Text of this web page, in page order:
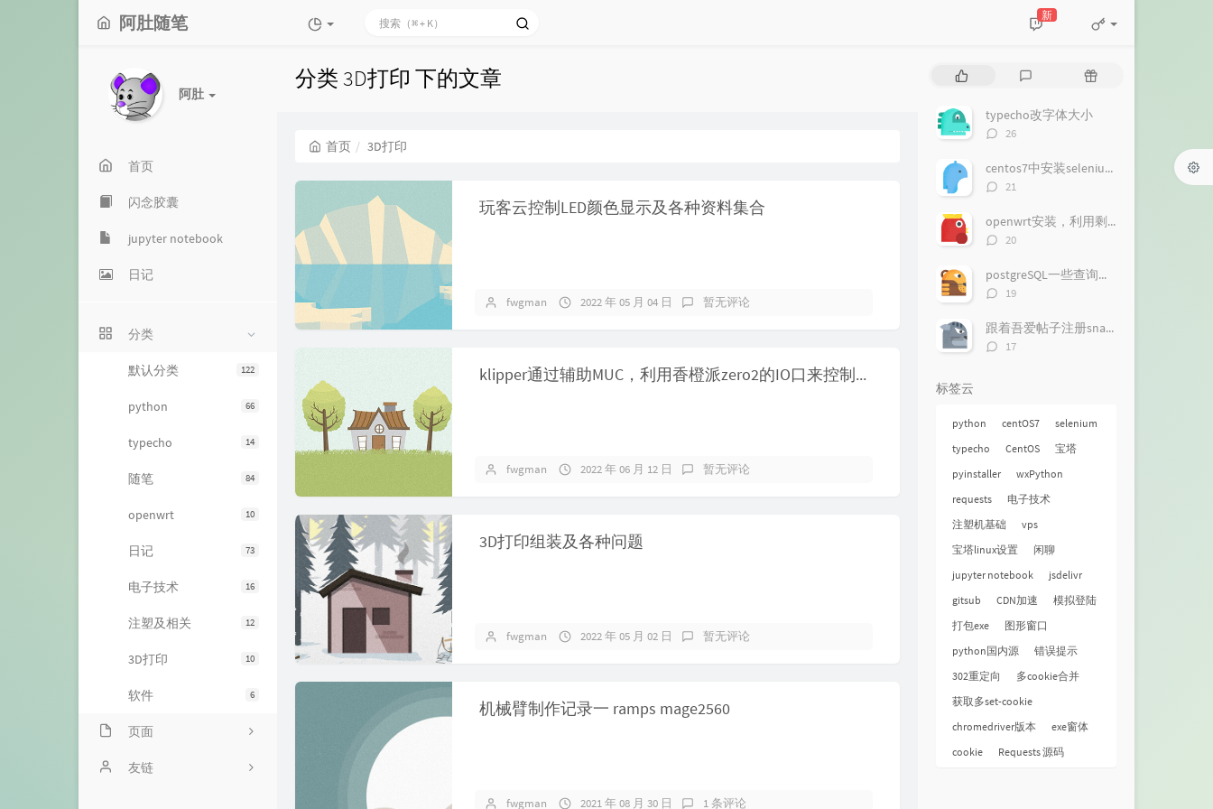
阿肚随笔 新
阿肚
首页
闪念胶囊
jupyter notebook
日记
分类
122
默认分类
66
python
14
typecho
84
随笔
10
openwrt
73
日记
16
电子技术
12
注塑及相关
10
3D打印
6
软件
页面
关于友链
分类 3D打印 下的文章
首页 3D打印
玩客云控制LED颜色显示及各种资料集合
fwgman 2022 年 05 月 04 日 暂无评论
klipper通过辅助MUC，利用香橙派zero2的IO口来控制下位机开关机
fwgman 2022 年 06 月 12 日 暂无评论
3D打印组装及各种问题
fwgman 2022 年 05 月 02 日 暂无评论
机械臂制作记录一 ramps mage2560
fwgman 2021 年 08 月 30 日 1 条评论
章
评
随
typecho改字体大小
评
数：
26
centos7中安装selenium chromedriver 无GUI运行
评
数：
21
openwrt安装，利用剩余空间，添加微信推送
评
数：
20
postgreSQL一些查询语法
评
数：
19
跟着吾爱帖子注册snapde
评
17
标签云
python centOS7
selenium
typecho
CentOS
宝塔
pyinstaller
wxPython
requests
电子技术
注塑机基础
vps
宝塔linux设置
闲聊
jupyter notebook
jsdelivr
gitsub
CDN加速
模拟登陆
打包exe
图形窗口
python国内源
错误提示
302重定向
多cookie合并
获取多set-cookie
chromedriver版本
exe窗体
cookie
Requests 源码